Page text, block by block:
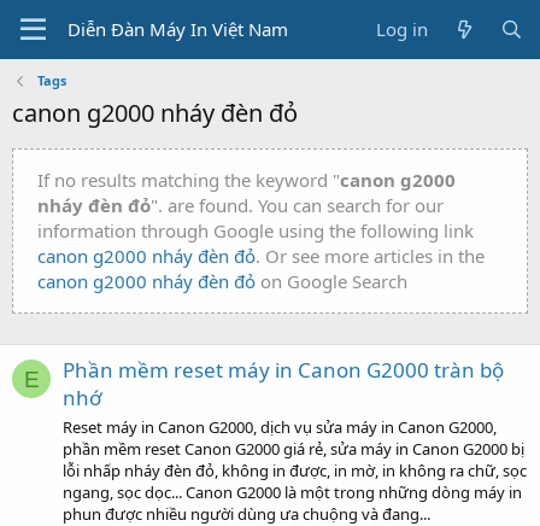
Diễn Đàn Máy In Việt Nam Log in
Tags
canon g2000 nháy đèn đỏ
If no results matching the keyword "canon g2000
nháy đèn đỏ". are found. You can search for our
information through Google using the following link
canon g2000 nháy đèn đỏ. Or see more articles in the
canon g2000 nháy đèn đỏ on Google Search
E
Phần mềm reset máy in Canon G2000 tràn bộ
nhớ
Reset máy in Canon G2000, dịch vụ sửa máy in Canon G2000,
phần mềm reset Canon G2000 giá rẻ, sửa máy in Canon G2000 bị
lỗi nhấp nháy đèn đỏ, không in được, in mờ, in không ra chữ, sọc
ngang, sọc dọc... Canon G2000 là một trong những dòng máy in
phun được nhiều người dùng ưa chuộng và đang...